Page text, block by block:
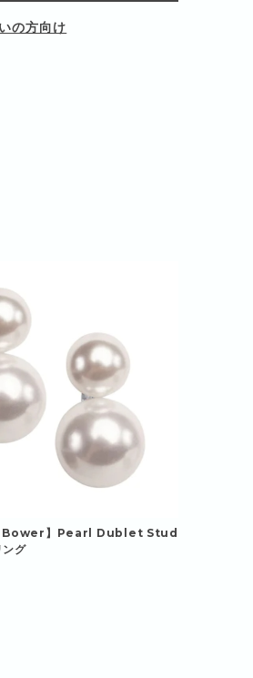
の方向け
Bower】Pearl Dublet Stud
ング